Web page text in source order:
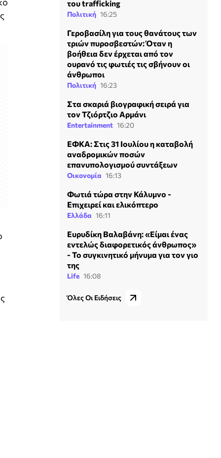
του trafficking
Πολιτική 16:25
Γεροβασίλη για τους θανάτους των
τριών πυροσβεστών: Όταν η
βοήθεια δεν έρχεται από τον
ουρανό τις φωτιές τις σβήνουν οι
άνθρωποι
Πολιτική 16:23
Στα σκαριά βιογραφική σειρά για
τον Τζιόρτζιο Αρμάνι
Entertainment 16:20
ΕΦΚΑ: Στις 31 Ιουλίου η καταβολή
αναδρομικών ποσών
επανυπολογισμού συντάξεων
Οικονομία 16:13
Φωτιά τώρα στην Κάλυμνο -
Επιχειρεί και ελικόπτερο
Ελλάδα 16:11
Ευρυδίκη Βαλαβάνη: «Είμαι ένας
εντελώς διαφορετικός άνθρωπος»
- Το συγκινητικό μήνυμα για τον γιο
της
Life 16:08
Όλες Οι Ειδήσεις